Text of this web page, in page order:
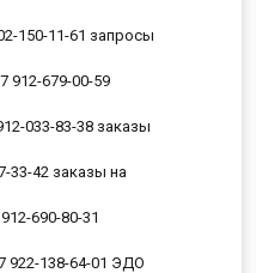
150-11-61 запросы
912-679-00-59
033-83-38 заказы
33-42 заказы на
690-80-31
922-138-64-01 ЭДО